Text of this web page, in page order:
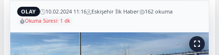
OLAY 10.02.2024 11:16 Eskişehir İlk Haber 162 okuma
Okuma Süresi: 1 dk